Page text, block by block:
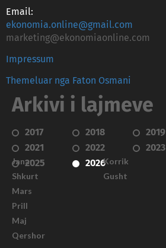
Email:
ekonomia.online@gmail.com
marketing@ekonomiaonline.com
Impressum
Themeluar nga Faton Osmani
Arkivi i lajmeve
2017 2018 2019
2021
2022 2023
2025
2026
Janar
Shkurt
Mars
Prill
Maj
Qershor
Korrik
Gusht